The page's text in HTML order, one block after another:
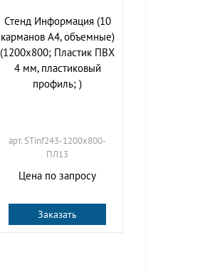
Стенд Информация (10
карманов А4, объемные)
(1200х800; Пластик ПВХ
4 мм, пластиковый
профиль; )
арт. STinf243-1200х800-
ПЛ13
Цена по запросу
Заказать